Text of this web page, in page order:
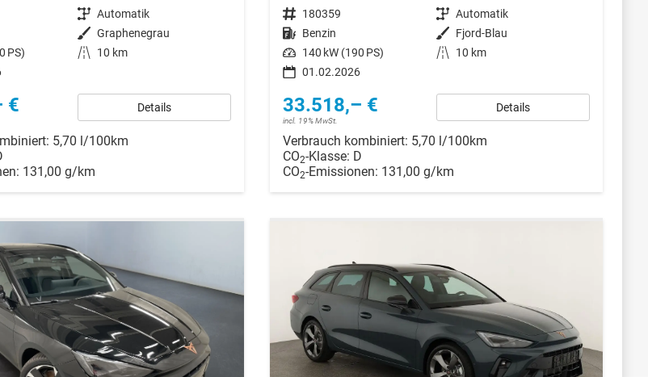
Getriebe Automatik
Außenfarbe Graphenegrau
PS) Kilometerstand
10 km
€ Details
5,70 l/100km
131,00 g/km
Fahrzeugnr. 180359 Getriebe Automatik
Kraftstoff Benzin Außenfarbe Fjord-Blau
Leistung 140 kW (190 PS) Kilometerstand
10 km
01.02.2026
33.518,– €
incl. 19% MwSt.
Details
Verbrauch kombiniert: 5,70 l/100km
CO2-Klasse: D
CO2-Emissionen: 131,00 g/km